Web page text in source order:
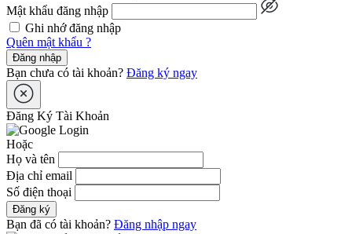
Mật khẩu đăng nhập
Ghi nhớ đăng nhập
Quên mật khẩu ?
Đăng nhập
Bạn chưa có tài khoản? Đăng ký ngay
Đăng Ký Tài Khoản
Hoặc
Họ và tên
Địa chỉ email
Số điện thoại
Đăng ký
Bạn đã có tài khoản? Đăng nhập ngay